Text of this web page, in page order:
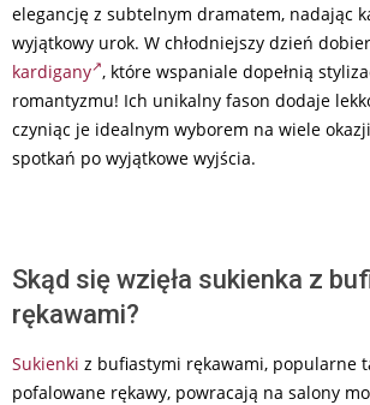
elegancję z subtelnym dramatem, nadając
wyjątkowy urok. W chłodniejszy dzień
kardigany , które wspaniale dopełnią
romantyzmu! Ich unikalny fason dodaje
czyniąc je idealnym wyborem na wiele
spotkań po wyjątkowe wyjścia.
Skąd się wzięła sukienka z
rękawami?
Sukienki z bufiastymi rękawami, popularne
pofalowane rękawy, powracają na salony